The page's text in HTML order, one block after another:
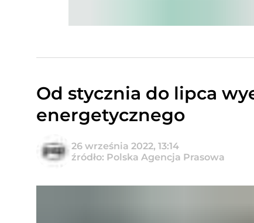
Od stycznia do lipca
energetycznego
26 września 2022, 13:14
źródło: Polska Agencja Prasowa